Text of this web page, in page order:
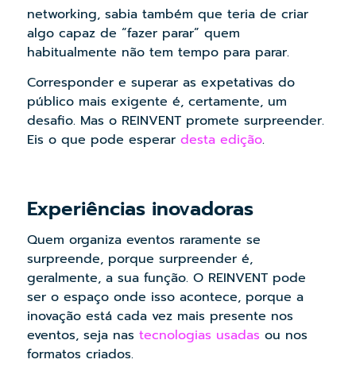
networking, sabia também que teria de criar
algo capaz de “fazer parar” quem
habitualmente não tem tempo para parar.
Corresponder e superar as expetativas do
público mais exigente é, certamente, um
desafio. Mas o REINVENT promete surpreender.
Eis o que pode esperar desta edição.
Experiências inovadoras
Quem organiza eventos raramente se
surpreende, porque surpreender é,
geralmente, a sua função. O REINVENT pode
ser o espaço onde isso acontece, porque a
inovação está cada vez mais presente nos
eventos, seja nas tecnologias usadas ou nos
formatos criados.